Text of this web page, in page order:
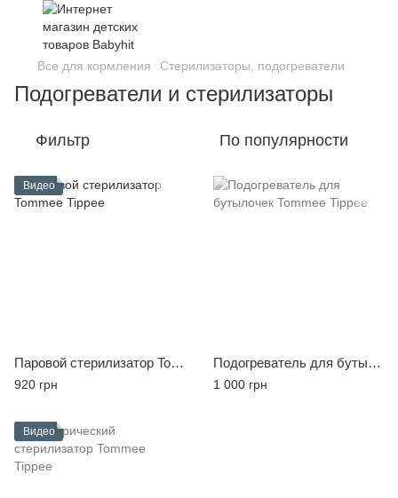
Все для кормления Стерилизаторы, подогреватели
Подогреватели и стерилизаторы
Фильтр По популярности
Видео
Паровой стерилизатор Tommee Tippee
920 грн
Подогреватель для бутылочек Tommee Tippee
1 000 грн
Видео